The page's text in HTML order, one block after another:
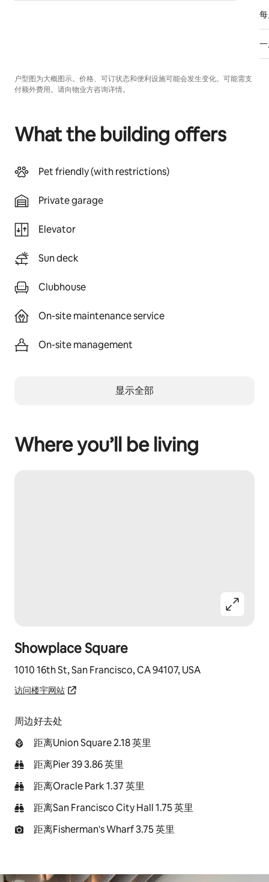
户型图为大概图示。价格、可订状态和便利设施可能会发生变化。可能需支
付额外费用。请向物业方咨询详情。
What the building offers
Pet friendly (with restrictions)
Private garage
Elevator
Sun deck
Clubhouse
On-site maintenance service
On-site management
显示全部
Where you’ll be living
Showplace Square
1010 16th St, San Francisco, CA 94107, USA
访问楼宇网站
周边好去处
距离Union Square 2.18 英里
距离Pier 39 3.86 英里
距离Oracle Park 1.37 英里
距离San Francisco City Hall 1.75 英里
距离Fisherman's Wharf 3.75 英里